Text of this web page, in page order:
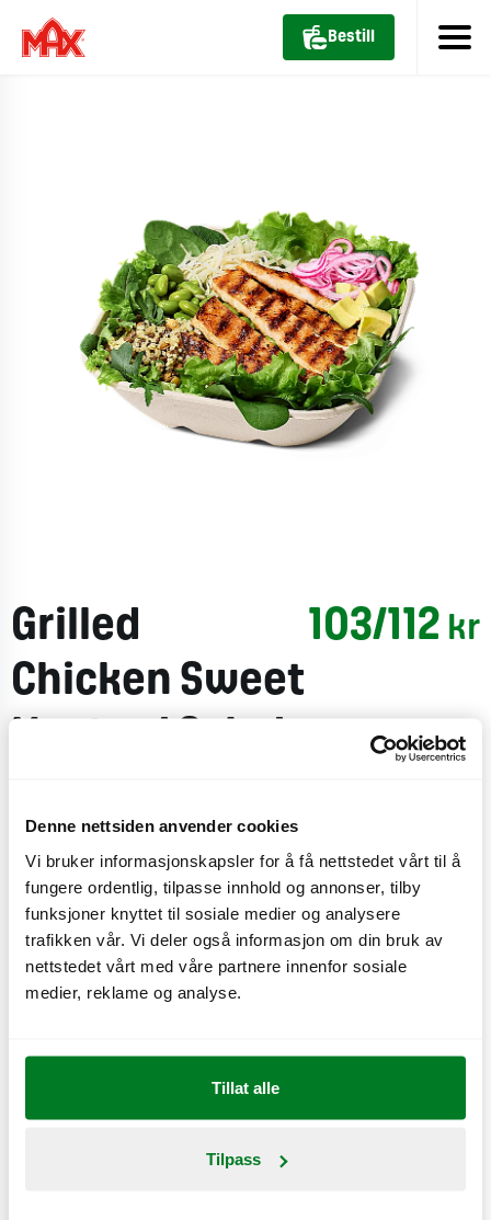
Denne nettsiden anvender cookies
Vi bruker informasjonskapsler for å få nettstedet vårt til å
fungere ordentlig, tilpasse innhold og annonser, tilby
funksjoner knyttet til sosiale medier og analysere
trafikken vår. Vi deler også informasjon om din bruk av
nettstedet vårt med våre partnere innenfor sosiale
medier, reklame og analyse.
Tillat alle
Tilpass
Bestill
Grilled
Chicken Sweet
103/112 kr
ruccola, rødbeteskudd, quinoa/bønnemiks, marinert
hvitkål, edamamebønner, syltet rødløk, avokado og
grillet kylling. Du kan velge mellom cæsardressing,
vinaigrette, hot creole, sweet mustard eller sesame
ginger-dressing.